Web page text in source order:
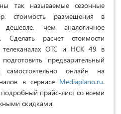
так называемые сезонные
стоимость размещения в
чем аналогичное
расчет стоимости
ОТС и НСК 49 в
предварительный
онлайн на
в сервисе Mediaplano.ru.
прайс-лист со всеми
скидками.